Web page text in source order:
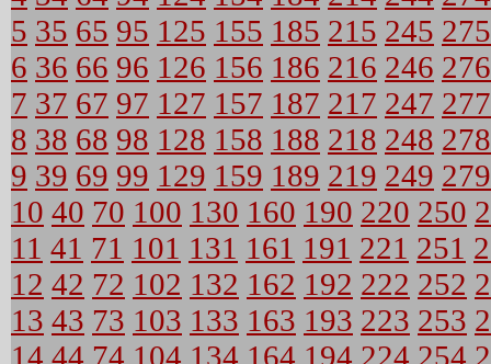
5 35 65 95 125 155 185 215 245 275
6 36 66 96 126 156 186 216 246 276
7 37 67 97 127 157 187 217 247 277
8 38 68 98 128 158 188 218 248 278
9 39 69 99 129 159 189 219 249 279
10 40 70 100 130 160 190 220 250
11 41 71 101 131 161 191 221 251
12 42 72 102 132 162 192 222 252
13 43 73 103 133 163 193 223 253
14 44 74 104 134 164 194 224 254